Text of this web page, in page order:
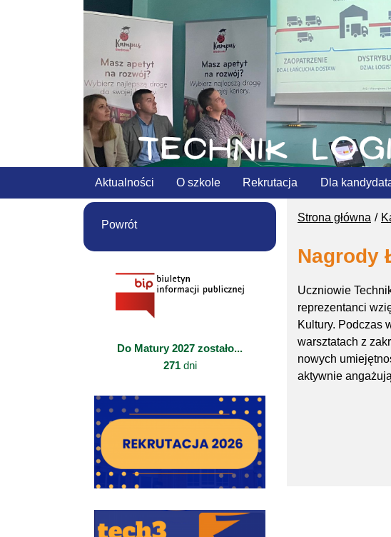
Aktualności O szkole Rekrutacja Dla
Strona główna
Nagrody
Uczniowie
reprezentanci
Kultury. Podczas
warsztatach z
nowych
aktywnie
Powrót
Do Matury 2027 zostało...
271dni